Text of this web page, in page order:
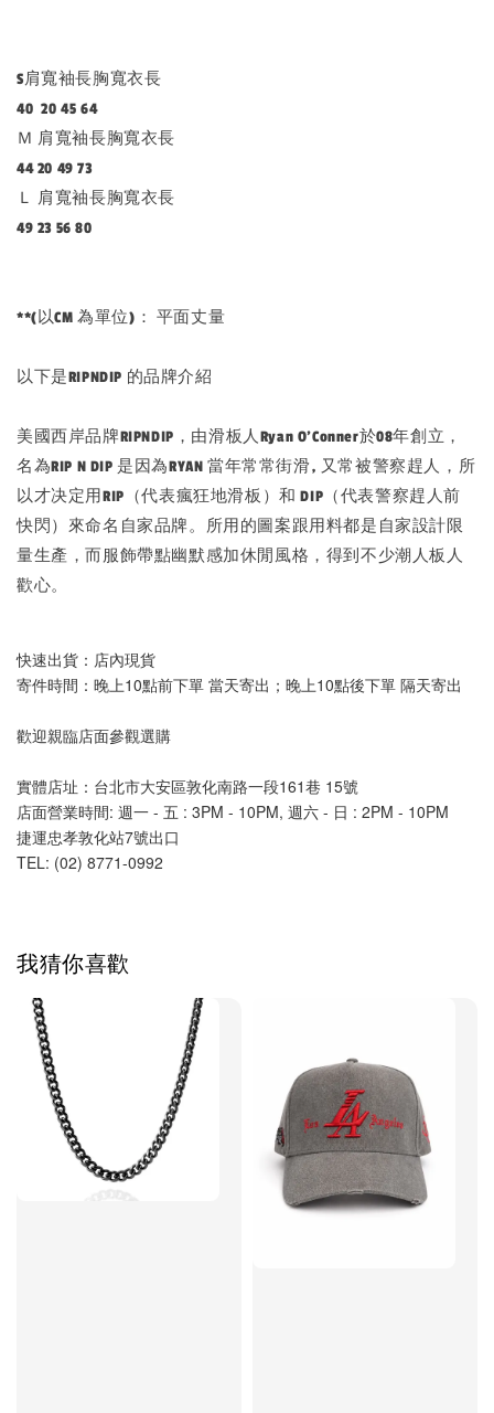
S肩寬袖長胸寬衣長
40 20 45 64
Ｍ 肩寬袖長胸寬衣長
44 20 49 73
Ｌ 肩寬袖長胸寬衣長
49 23 56 80
**(以CM 為單位)： 平面丈量
以下是RIPNDIP 的品牌介紹
美國西岸品牌RIPNDIP，由滑板人Ryan O’Conner於08年創立，
名為RIP N DIP 是因為RYAN 當年常常街滑, 又常被警察趕人，所
以才决定用RIP（代表瘋狂地滑板）和 DIP（代表警察趕人前
快閃）來命名自家品牌。所用的圖案跟用料都是自家設計限
量生產，而服飾帶點幽默感加休閒風格，得到不少潮人板人
歡心。
快速出貨：店內現貨
寄件時間：晚上10點前下單 當天寄出；晚上10點後下單 隔天寄出
歡迎親臨店面參觀選購
實體店址：台北市大安區敦化南路一段161巷 15號
店面營業時間: 週一 - 五 : 3PM - 10PM, 週六 - 日 : 2PM - 10PM
捷運忠孝敦化站7號出口
TEL: (02) 8771-0992
我猜你喜歡